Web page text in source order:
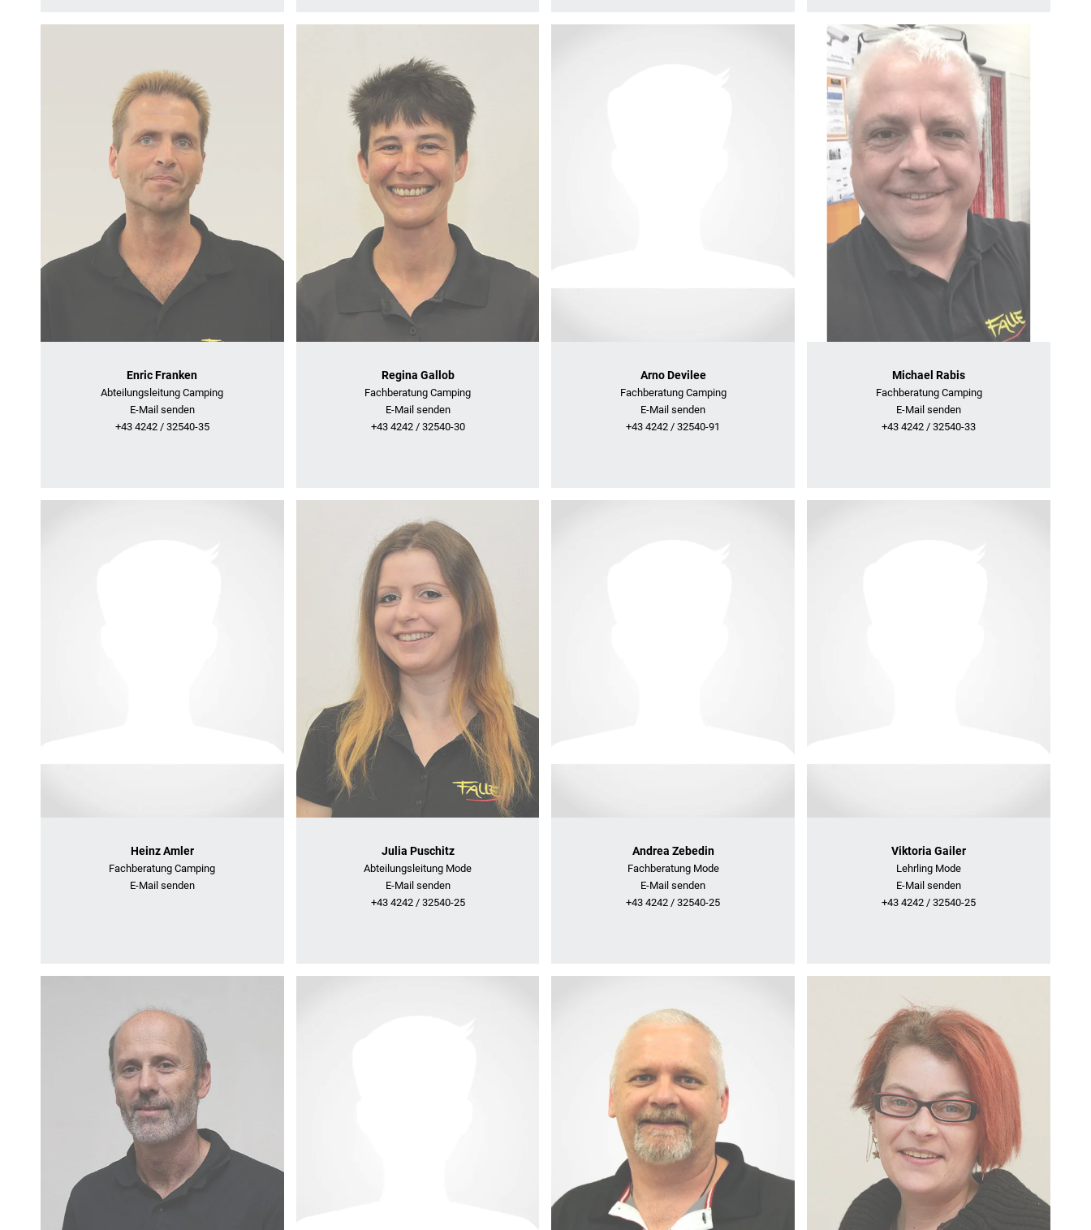
Enric Franken
Abteilungsleitung Camping
E-Mail senden
+43 4242 / 32540-35
Regina Gallob
Fachberatung Camping
E-Mail senden
+43 4242 / 32540-30
Arno Devilee
Fachberatung Camping
E-Mail senden
+43 4242 / 32540-91
Michael Rabis
Fachberatung Camping
E-Mail senden
+43 4242 / 32540-33
Heinz Amler
Fachberatung Camping
E-Mail senden
Julia Puschitz
Abteilungsleitung Mode
E-Mail senden
+43 4242 / 32540-25
Andrea Zebedin
Fachberatung Mode
E-Mail senden
+43 4242 / 32540-25
Viktoria Gailer
Lehrling Mode
E-Mail senden
+43 4242 / 32540-25